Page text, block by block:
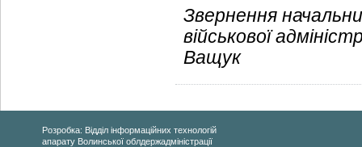
Звернення
військової
Ващук
Розробка: Відділ інформаційних технологій
апарату Волинської облдержадміністрації